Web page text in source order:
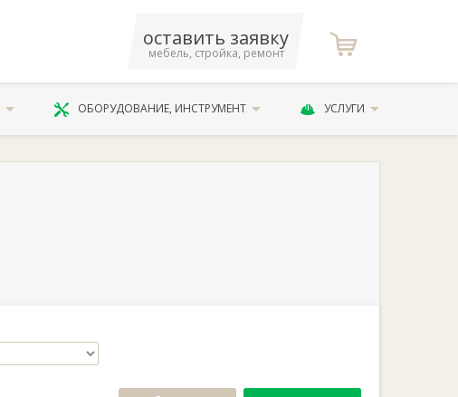
оставить заявку
мебель, стройка, ремонт
ОБОРУДОВАНИЕ, ИНСТРУМЕНТ УСЛУГИ